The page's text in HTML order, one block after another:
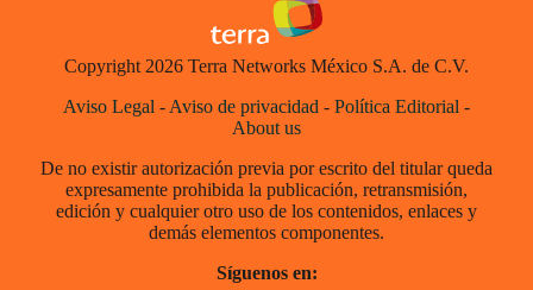
Copyright 2026 Terra Networks México S.A. de C.V.
Aviso Legal - Aviso de privacidad - Política Editorial -
About us
De no existir autorización previa por escrito del titular queda
expresamente prohibida la publicación, retransmisión,
edición y cualquier otro uso de los contenidos, enlaces y
demás elementos componentes.
Síguenos en: